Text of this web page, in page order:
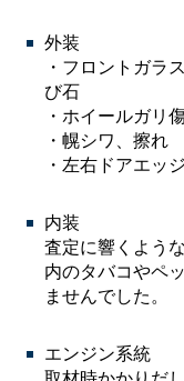
外装
・フロントガラ
び石
・ホイールガリ
・幌シワ、擦れ
・左右ドアエッ
内装
査定に響くよう
内のタバコやペ
ませんでした。
エンジン系統